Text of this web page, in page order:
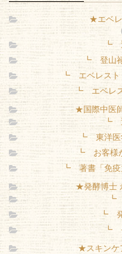
★エベ
┗
┗ 登山
┗ エベレスト
┗ エベレス
★国際中医
┗
┗ 東洋医
┗ お客様
┗ 著書「免疫
★発酵博士
┗
┗ 発
┗
★スキンケ